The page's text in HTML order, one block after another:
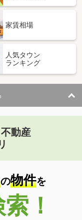
家賃相場
人気タウン
ランキング
動産
の物件を
！